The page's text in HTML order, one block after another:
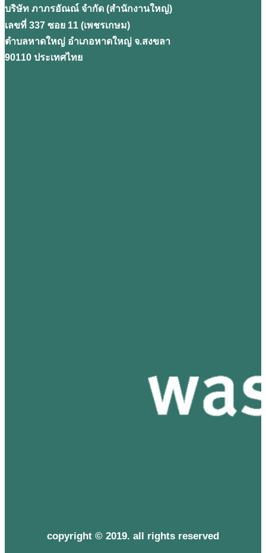
บริษัท ภาภรอัณณ์ จํากัด (สํานักงานใหญ่)
เลขที่ 337 ซอย 11 (เพชรเกษม)
ตำบลหาดใหญ่ อำเภอหาดใหญ่ จ.สงขลา
90110 ประเทศไทย
copyright © 2019. all rights reserved